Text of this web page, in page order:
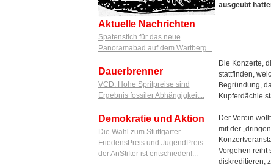
Aktuelle Nachrichten
Spatenstich für das neue
Panoramabad auf dem Wartberg...
Dauerbrenner
VCD: Hohe Spritpreise sind
Ergebnis fossiler Abhängigkeit...
Demokratie und Aktion
Die Wahl zum Stuttgarter
FriedensPreis und JugendPreis
der AnStifter ist entschieden!...
ausgeübt
Die Konzerte,
stattfinden,
Begründung,
Kupferdächle
Der Verein
mit der
Vorgehen reiht
diskreditieren,